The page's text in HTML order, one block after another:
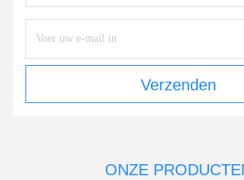
Verzenden
ONZE